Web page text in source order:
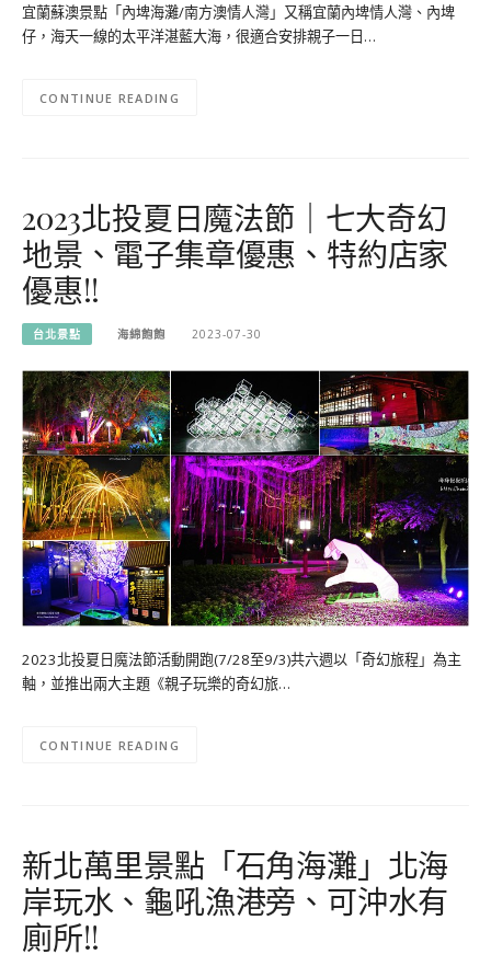
宜蘭蘇澳景點「內埤海灘/南方澳情人灣」又稱宜蘭內埤情人灣、內埤
仔，海天一線的太平洋湛藍大海，很適合安排親子一日…
CONTINUE READING
2023北投夏日魔法節｜七大奇幻
地景、電子集章優惠、特約店家
優惠!!
台北景點 海綿飽飽 2023-07-30
2023北投夏日魔法節活動開跑(7/28至9/3)共六週以「奇幻旅程」為主
軸，並推出兩大主題《親子玩樂的奇幻旅…
CONTINUE READING
新北萬里景點「石角海灘」北海
岸玩水、龜吼漁港旁、可沖水有
廁所!!